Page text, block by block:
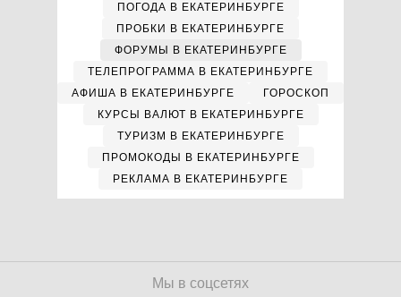
ПОГОДА В ЕКАТЕРИНБУРГЕ
ПРОБКИ В ЕКАТЕРИНБУРГЕ
ФОРУМЫ В ЕКАТЕРИНБУРГЕ
ТЕЛЕПРОГРАММА В ЕКАТЕРИНБУРГЕ
АФИША В ЕКАТЕРИНБУРГЕ
ГОРОСКОП
КУРСЫ ВАЛЮТ В ЕКАТЕРИНБУРГЕ
ТУРИЗМ В ЕКАТЕРИНБУРГЕ
ПРОМОКОДЫ В ЕКАТЕРИНБУРГЕ
РЕКЛАМА В ЕКАТЕРИНБУРГЕ
Мы в соцсетях